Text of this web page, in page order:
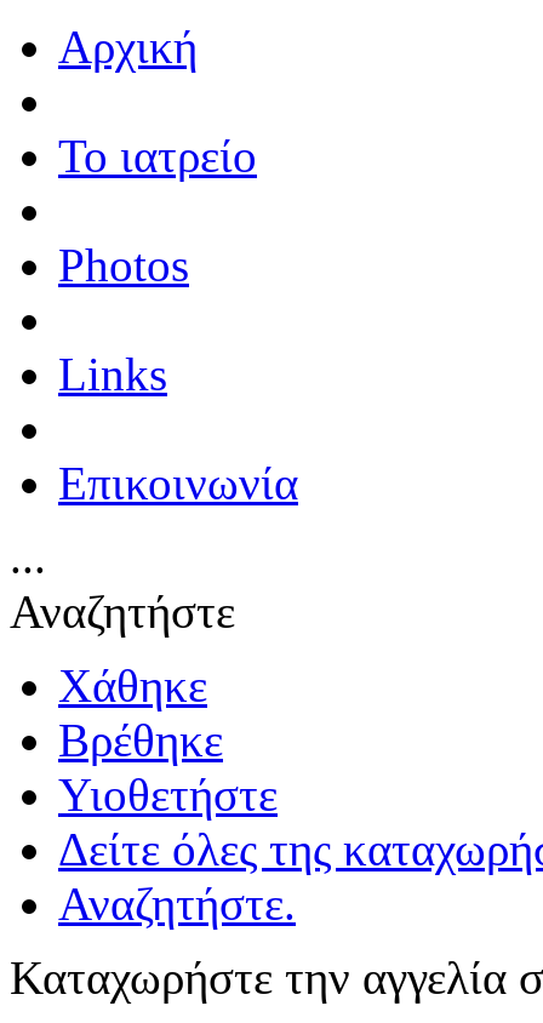
Αρχική
Το ιατρείο
Photos
Links
Επικοινωνία
...
Αναζητήστε
Χάθηκε
Βρέθηκε
Υιοθετήστε
Δείτε όλες της
Αναζητήστε.
Καταχωρήστε την αγγελία